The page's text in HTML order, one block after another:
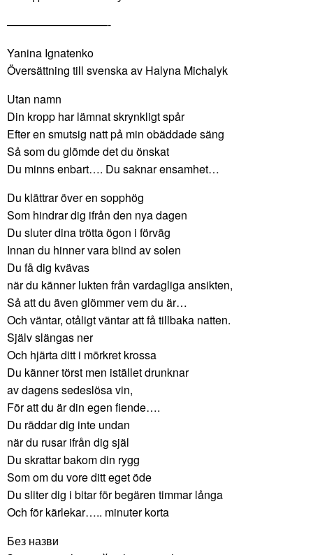
—————————-
Yanina Ignatenko
Översättning till svenska av Halyna Michalyk
Utan namn
Din kropp har lämnat skrynkligt spår
Efter en smutsig natt på min obäddade säng
Så som du glömde det du önskat
Du minns enbart…. Du saknar ensamhet…
Du klättrar över en sopphög
Som hindrar dig ifrån den nya dagen
Du sluter dina trötta ögon i förväg
Innan du hinner vara blind av solen
Du få dig kvävas
när du känner lukten från vardagliga ansikten,
Så att du även glömmer vem du är…
Och väntar, otåligt väntar att få tillbaka natten.
Själv slängas ner
Och hjärta ditt i mörkret krossa
Du känner törst men istället drunknar
av dagens sedeslösa vin,
För att du är din egen fiende….
Du räddar dig inte undan
när du rusar ifrån dig själ
Du skrattar bakom din rygg
Som om du vore ditt eget öde
Du sliter dig i bitar för begären timmar långa
Och för kärlekar….. minuter korta
Без назви